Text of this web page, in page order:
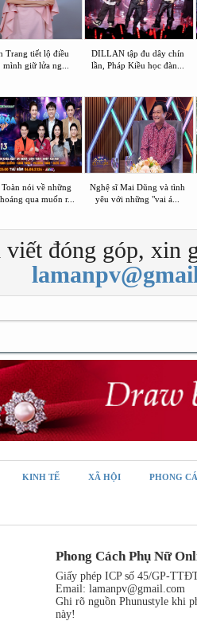
Trang tiết lộ điều
mình giữ lửa ng...
DILLAN tập đu dây chín
lần, Pháp Kiều học đàn...
nói về những
qua muốn r...
Nghệ sĩ Mai Dũng và tình
yêu với những "vai á...
viết đóng góp, xin
KINH TẾ XÃ HỘI PHONG
Phong Cách Phụ Nữ
Giấy phép ICP số 45/GP-
Email: lamanpv@gmail.com
Ghi rõ nguồn Phunustyle khi
này!